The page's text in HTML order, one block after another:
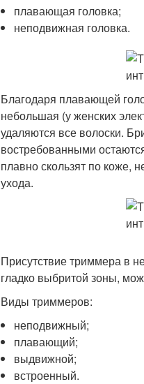
плавающая головка;
неподвижная головка.
Благодаря плавающей
небольшая (у женских
удаляются все волоски.
востребованными
плавно скользят по коже,
ухода.
Присутствие триммера в
гладко выбритой зоны,
Виды триммеров:
неподвижный;
плавающий;
выдвижной;
встроенный.